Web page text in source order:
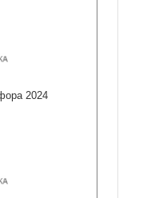
2024